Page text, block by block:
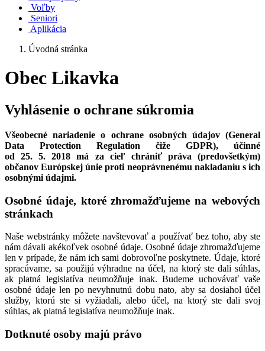
Voľby
Seniori
Aplikácia
Úvodná stránka
Obec Likavka
Vyhlásenie o ochrane súkromia
Všeobecné nariadenie o ochrane osobných údajov (General
Data Protection Regulation čiže GDPR), účinné
od 25. 5. 2018 má za cieľ chrániť práva (predovšetkým)
občanov Európskej únie proti neoprávnenému nakladaniu s ich
osobnými údajmi.
Osobné údaje, ktoré zhromažďujeme na webových
stránkach
Naše webstránky môžete navštevovať a používať bez toho, aby ste
nám dávali akékoľvek osobné údaje. Osobné údaje zhromažďujeme
len v prípade, že nám ich sami dobrovoľne poskytnete. Údaje, ktoré
spracúvame, sa použijú výhradne na účel, na ktorý ste dali súhlas,
ak platná legislatíva neumožňuje inak. Budeme uchovávať vaše
osobné údaje len po nevyhnutnú dobu nato, aby sa dosiahol účel
služby, ktorú ste si vyžiadali, alebo účel, na ktorý ste dali svoj
súhlas, ak platná legislatíva neumožňuje inak.
Dotknuté osoby majú právo